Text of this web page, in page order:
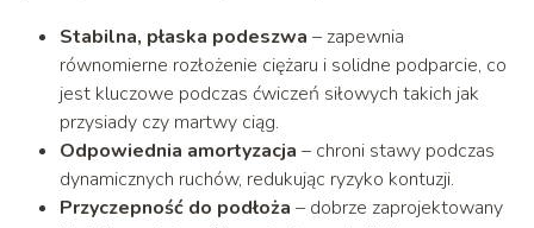
Stabilna, płaska podeszwa – zapewnia
równomierne rozłożenie ciężaru i solidne podparcie, co
jest kluczowe podczas ćwiczeń siłowych takich jak
przysiady czy martwy ciąg.
Odpowiednia amortyzacja – chroni stawy podczas
dynamicznych ruchów, redukując ryzyko kontuzji.
Przyczepność do podłoża – dobrze zaprojektowany